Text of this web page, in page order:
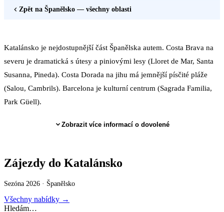
Zpět na Španělsko — všechny oblasti
Katalánsko je nejdostupnější část Španělska autem. Costa Brava na
severu je dramatická s útesy a piniovými lesy (Lloret de Mar, Santa
Susanna, Pineda). Costa Dorada na jihu má jemnější písčité pláže
(Salou, Cambrils). Barcelona je kulturní centrum (Sagrada Familia,
Park Güell).
Zobrazit více informací o dovolené
Zájezdy do Katalánsko
Sezóna 2026 · Španělsko
Všechny nabídky →
Hledám…